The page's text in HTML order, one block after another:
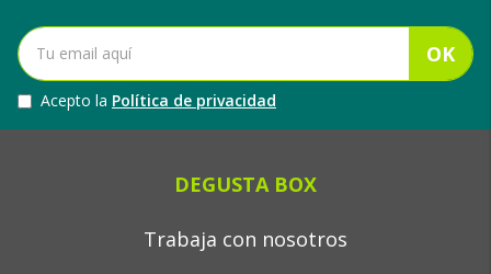
OK
Acepto la Política de privacidad
DEGUSTA BOX
Trabaja con nosotros